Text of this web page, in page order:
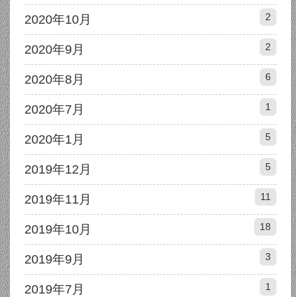
2020年10月 2
2020年9月 2
2020年8月 6
2020年7月 1
2020年1月 5
2019年12月 5
2019年11月 11
2019年10月 18
2019年9月 3
2019年7月 1